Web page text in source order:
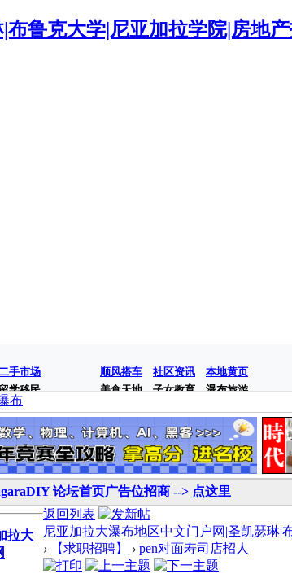
手市场
学移民
顺风搭车 社区资讯
本地黄页
美食天地
子女教育 瀑布旅游
布
论坛首页广告位招商 --> 点这里
返回列表
尼亚加拉大瀑布地区中文门户网|圣凯瑟琳|
›
【求职招聘】 › pen对面寿司店招人
拉大